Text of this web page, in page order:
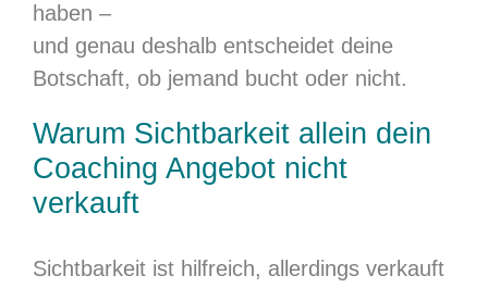
haben –
und genau deshalb entscheidet deine
Botschaft, ob jemand bucht oder nicht.
Warum Sichtbarkeit allein dein
Coaching Angebot nicht
verkauft
Sichtbarkeit ist hilfreich, allerdings verkauft